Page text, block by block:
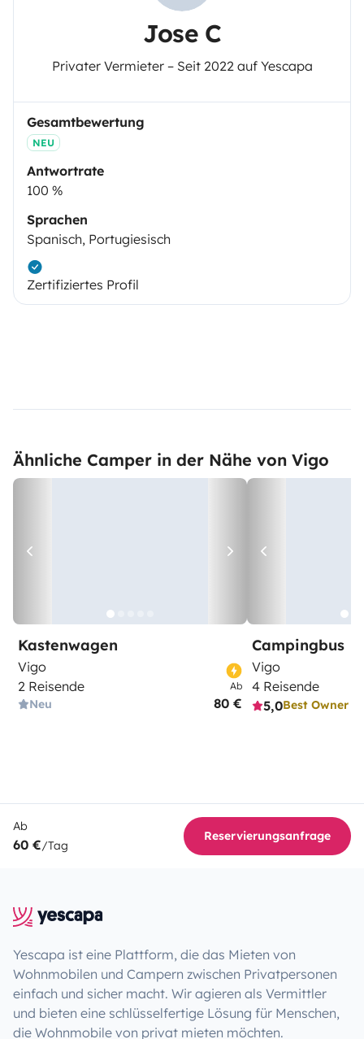
Jose C
Privater Vermieter – Seit 2022 auf Yescapa
Gesamtbewertung
NEU
Antwortrate
100 %
Sprachen
Spanisch, Portugiesisch
Zertifiziertes Profil
Ähnliche Camper in der Nähe von Vigo
Kastenwagen
Vigo
2 Reisende
Neu
Ab
80 €
Campingbus
Vigo
4 Reisende
5,0Best Owner
Ab
60 €/Tag
Reservierungsanfrage
Yescapa ist eine Plattform, die das Mieten von
Wohnmobilen und Campern zwischen Privatpersonen
einfach und sicher macht. Wir agieren als Vermittler
und bieten eine schlüsselfertige Lösung für Menschen,
die Wohnmobile von privat mieten möchten.